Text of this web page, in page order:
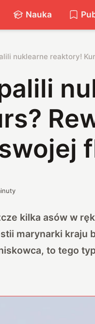
Nauka
nuklearne reaktory!
kilka asów w
marynarki kraju
to tego